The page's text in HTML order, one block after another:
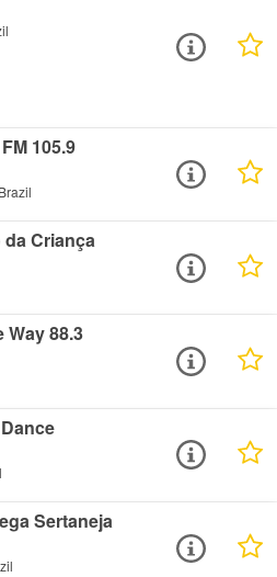
105.9
Criança
Way 88.3
Sertaneja